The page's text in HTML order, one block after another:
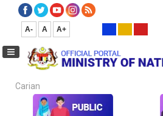
A- A A+
Carian...
Media Media Collection